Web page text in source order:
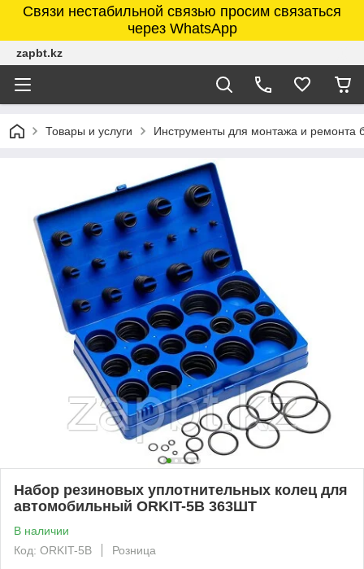
Связи нестабильной связью просим связаться
через WhatsApp
zapbt.kz
Товары и услуги Инструменты для монтажа и ремонта
Набор резиновых уплотнительных колец для
автомобильный ORKIT-5B 363ШТ
В наличии
Код: ORKIT-5B
Розница